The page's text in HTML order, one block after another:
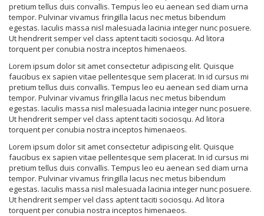
pretium tellus duis convallis. Tempus leo eu aenean sed diam urna
tempor. Pulvinar vivamus fringilla lacus nec metus bibendum
egestas. Iaculis massa nisl malesuada lacinia integer nunc posuere.
Ut hendrerit semper vel class aptent taciti sociosqu. Ad litora
torquent per conubia nostra inceptos himenaeos.
Lorem ipsum dolor sit amet consectetur adipiscing elit. Quisque
faucibus ex sapien vitae pellentesque sem placerat. In id cursus mi
pretium tellus duis convallis. Tempus leo eu aenean sed diam urna
tempor. Pulvinar vivamus fringilla lacus nec metus bibendum
egestas. Iaculis massa nisl malesuada lacinia integer nunc posuere.
Ut hendrerit semper vel class aptent taciti sociosqu. Ad litora
torquent per conubia nostra inceptos himenaeos.
Lorem ipsum dolor sit amet consectetur adipiscing elit. Quisque
faucibus ex sapien vitae pellentesque sem placerat. In id cursus mi
pretium tellus duis convallis. Tempus leo eu aenean sed diam urna
tempor. Pulvinar vivamus fringilla lacus nec metus bibendum
egestas. Iaculis massa nisl malesuada lacinia integer nunc posuere.
Ut hendrerit semper vel class aptent taciti sociosqu. Ad litora
torquent per conubia nostra inceptos himenaeos.